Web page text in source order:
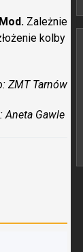
Zależnie
kolby
ZMT Tarnów
Aneta Gawle